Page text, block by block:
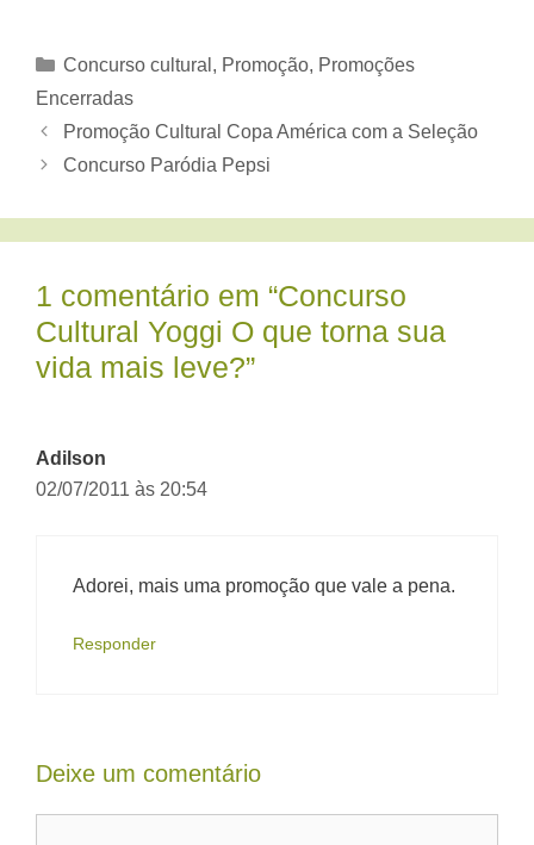
Categorias
Concurso cultural , Promoção, Promoções
Encerradas
Promoção Cultural Copa América com a Seleção
Concurso Paródia Pepsi
1 comentário em “Concurso
Cultural Yoggi O que torna sua
vida mais leve?”
Adilson
02/07/2011 às 20:54
Adorei, mais uma promoção que vale a pena.
Responder
Deixe um comentário